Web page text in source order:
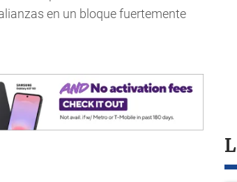
en un bloque fuertemente